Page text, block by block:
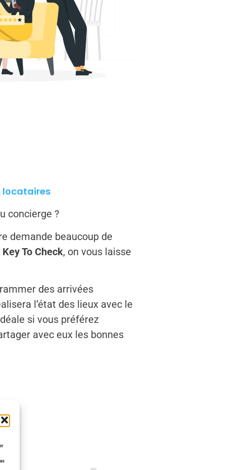
locataires
concierge ?
demande beaucoup de
Key To Check, on vous laisse
des arrivées
l’état des lieux avec le
si vous préférez
avec eux les bonnes